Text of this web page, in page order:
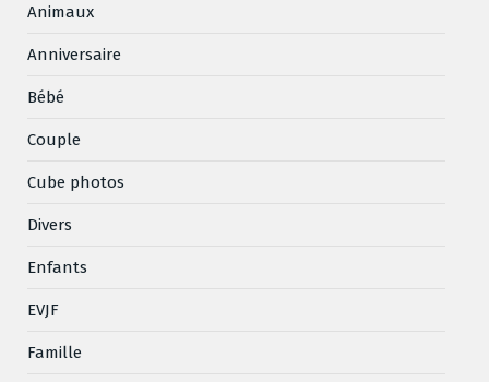
Animaux
Anniversaire
Bébé
Couple
Cube photos
Divers
Enfants
EVJF
Famille